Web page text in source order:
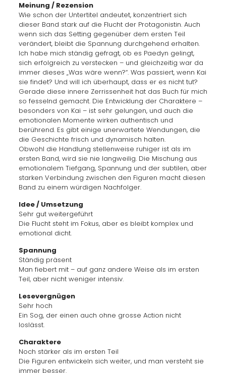
Meinung / Rezension
Wie schon der Untertitel andeutet, konzentriert sich
dieser Band stark auf die Flucht der Protagonistin. Auch
wenn sich das Setting gegenüber dem ersten Teil
verändert, bleibt die Spannung durchgehend erhalten.
Ich habe mich ständig gefragt, ob es Paedyn gelingt,
sich erfolgreich zu verstecken – und gleichzeitig war da
immer dieses „Was wäre wenn?“. Was passiert, wenn Kai
sie findet? Und will ich überhaupt, dass er es nicht tut?
Gerade diese innere Zerrissenheit hat das Buch für mich
so fesselnd gemacht. Die Entwicklung der Charaktere –
besonders von Kai – ist sehr gelungen, und auch die
emotionalen Momente wirken authentisch und
berührend. Es gibt einige unerwartete Wendungen, die
die Geschichte frisch und dynamisch halten.
Obwohl die Handlung stellenweise ruhiger ist als im
ersten Band, wird sie nie langweilig. Die Mischung aus
emotionalem Tiefgang, Spannung und der subtilen, aber
starken Verbindung zwischen den Figuren macht diesen
Band zu einem würdigen Nachfolger.
Idee / Umsetzung
Sehr gut weitergeführt
Die Flucht steht im Fokus, aber es bleibt komplex und
emotional dicht.
Spannung
Ständig präsent
Man fiebert mit – auf ganz andere Weise als im ersten
Teil, aber nicht weniger intensiv.
Lesevergnügen
Sehr hoch
Ein Sog, der einen auch ohne grosse Action nicht
loslässt.
Charaktere
Noch stärker als im ersten Teil
Die Figuren entwickeln sich weiter, und man versteht sie
immer besser.